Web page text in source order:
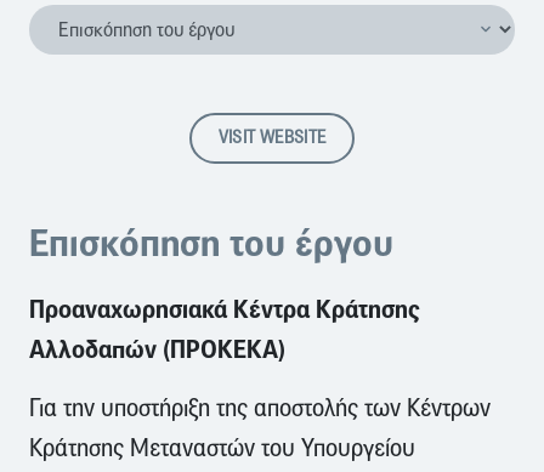
VISIT WEBSITE
Επισκόπηση του έργου
Προαναχωρησιακά Κέντρα Κράτησης
Αλλοδαπών (ΠΡΟΚΕΚΑ)
Για την υποστήριξη της αποστολής των Κέντρων
Κράτησης Μεταναστών του Υπουργείου